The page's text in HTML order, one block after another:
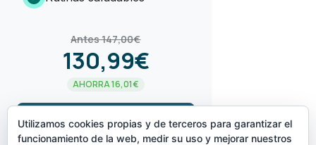
Antes 147,00€
130,99€
AHORRA 16,01€
¡LO QUIERO!arrow_forward
Utilizamos cookies propias y de terceros para garantizar el
funcionamiento de la web, medir su uso y mejorar nuestros